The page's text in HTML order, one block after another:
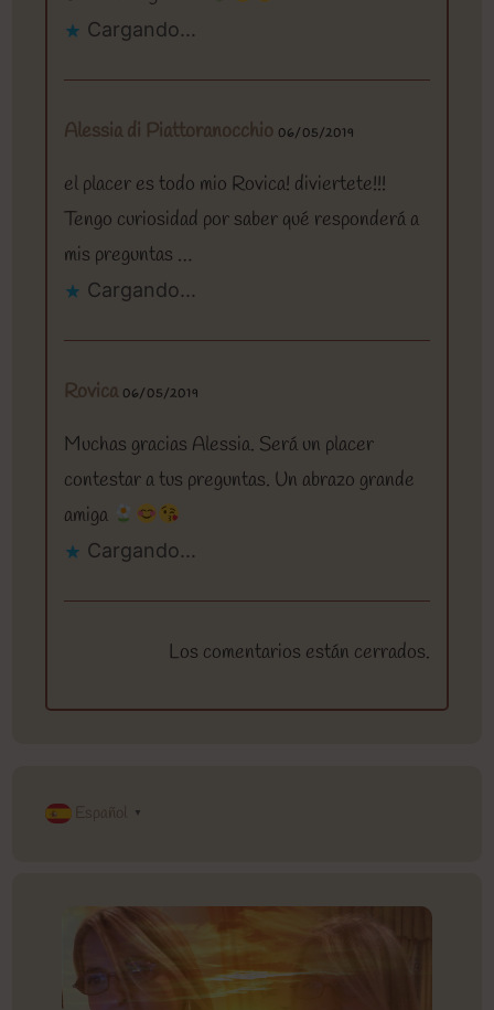
Cargando...
Alessia di Piattoranocchio 06/05/2019
el placer es todo mio Rovica! diviertete!!!
Tengo curiosidad por saber qué responderá a
mis preguntas …
Cargando...
Rovica 06/05/2019
Muchas gracias Alessia. Será un placer
contestar a tus preguntas. Un abrazo grande
amiga
Cargando...
Los comentarios están cerrados.
Español ▼